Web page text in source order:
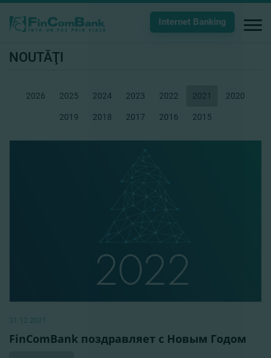
Internet Banking
NOUTĂŢI
2026 2025 2024 2023 2022 2021 2020
2019 2018 2017 2016 2015
31.12.2021
FinComBank поздравляет с Новым Годом